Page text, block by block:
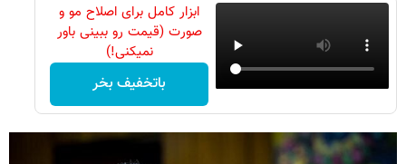
ابزار کامل برای اصلاح مو و
صورت (قیمت رو ببینی باور
نمیکنی!)
باتخفیف بخر